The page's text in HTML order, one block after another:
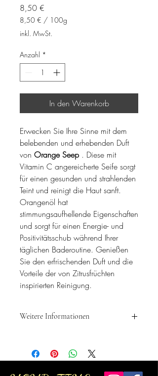
8,50 €
8,50 € / 100g
8,50 €
pro
Gramm
inkl. MwSt.
Anzahl *
In den Warenkorb
Erwecken Sie Ihre Sinne mit dem
belebenden und erhebenden Duft
von Orange Seep . Diese mit
Vitamin C angereicherte Seife sorgt
für einen gesunden und strahlenden
Teint und reinigt die Haut sanft.
Orangenöl hat
stimmungsaufhellende Eigenschaften
und sorgt für einen Energie- und
Positivitätsschub während Ihrer
täglichen Baderoutine. Genießen
Sie den erfrischenden Duft und die
Vorteile der von Zitrusfrüchten
inspirierten Reinigung.
Weitere Informationen
Seifen auf pflanzlicher Basis. Sie werden
in der traditionellen